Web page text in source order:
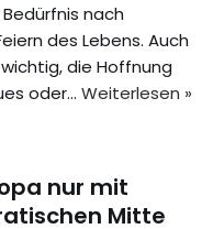
nach
des Lebens. Auch
die Hoffnung
oder… Weiterlesen »
nur mit
Mitte